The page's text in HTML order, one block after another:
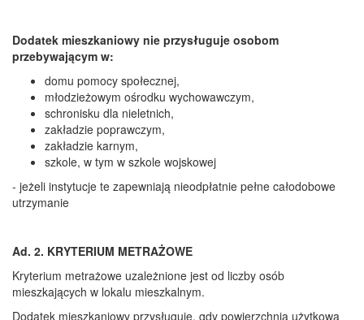
Dodatek mieszkaniowy nie przysługuje osobom
przebywającym w:
domu pomocy społecznej,
młodzieżowym ośrodku wychowawczym,
schronisku dla nieletnich,
zakładzie poprawczym,
zakładzie karnym,
szkole, w tym w szkole wojskowej
- jeżeli instytucje te zapewniają nieodpłatnie pełne całodobowe
utrzymanie
Ad. 2. KRYTERIUM METRAŻOWE
Kryterium metrażowe uzależnione jest od liczby osób
mieszkających w lokalu mieszkalnym.
Dodatek mieszkaniowy przysługuje, gdy powierzchnia użytkowa